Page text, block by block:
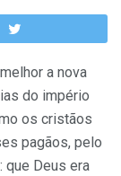
a nova
do império
os cristãos
pagãos, pelo
que Deus era